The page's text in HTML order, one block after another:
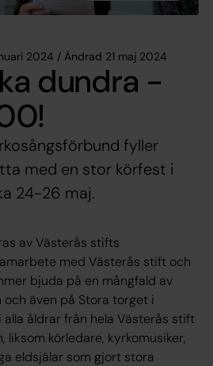
2024 / Ändrad 21 maj 2024
dundra -
fyller
med en stor körfest i
24-26 maj.
av Västerås stifts
med Västerås stift och
bjuda på en mångfald av
även på Stora torget i
alla åldrar från hela Västerås stift
liksom körledare, kyrkomusiker,
eldsjälar som gjort stora